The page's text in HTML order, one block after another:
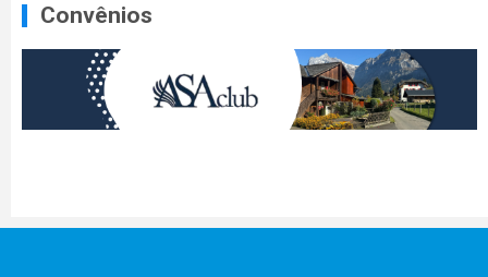
Convênios